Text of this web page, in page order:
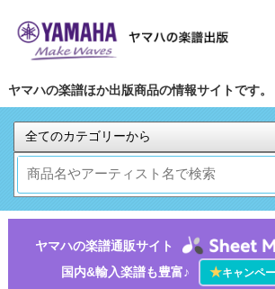
ヤマハの楽譜ほか出版商品の情報サイトです。
ヤマハの楽譜通販サイト
国内&輸入楽譜も豊富♪
★キャンペ